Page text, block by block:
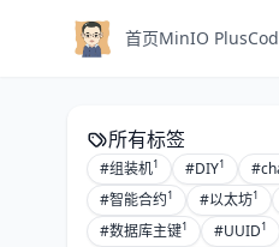
首页MinIO Plus
所有标签
#组装机1 #DIY1
#智能合约1 #以太坊1
#数据库主键1 #UUID1